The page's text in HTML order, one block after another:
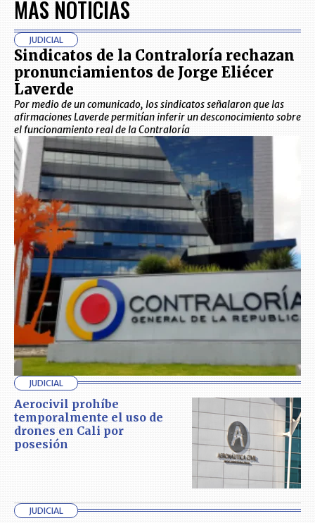
MÁS NOTICIAS
JUDICIAL
Sindicatos de la Contraloría rechazan
pronunciamientos de Jorge Eliécer
Laverde
Por medio de un comunicado, los sindicatos señalaron que las
afirmaciones Laverde permitían inferir un desconocimiento sobre
el funcionamiento real de la Contraloría
JUDICIAL
Aerocivil prohíbe
temporalmente el uso de
drones en Cali por
posesión
JUDICIAL